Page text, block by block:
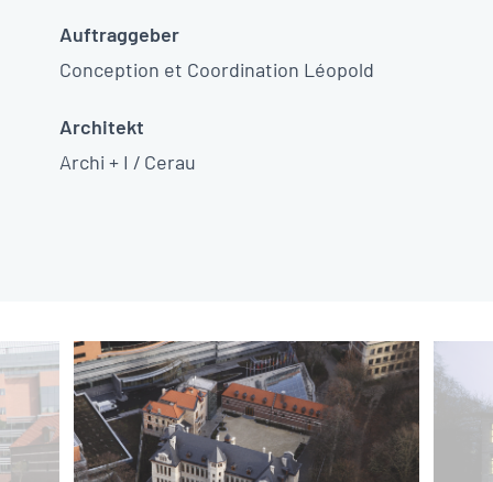
Auftraggeber
Conception et Coordination Léopold
Architekt
Archi + I / Cerau